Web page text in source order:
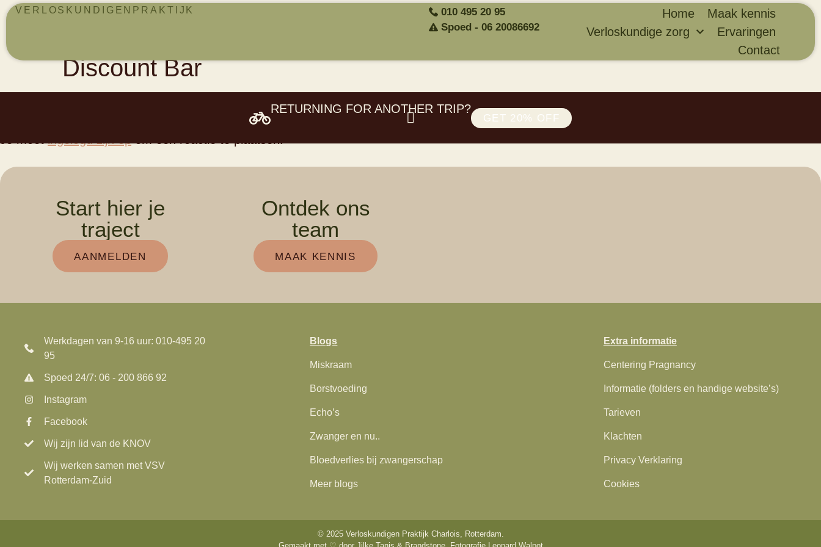
VERLOSKUNDIGENPRAKTIJK
010 495 20 95
Spoed - 06 20086692
Home
Maak kennis
Verloskundige zorg
Ervaringen
Contact
Discount Bar
RETURNING FOR ANOTHER TRIP?
GET 20% OFF
Start hier je
traject
AANMELDEN
Ontdek ons
team
MAAK KENNIS
Werkdagen van 9-16 uur: 010-495 20
95
Spoed 24/7: 06 - 200 866 92
Instagram
Facebook
Wij zijn lid van de KNOV
Wij werken samen met VSV
Rotterdam-Zuid
Blogs
Miskraam
Borstvoeding
Echo’s
Zwanger en nu..
Bloedverlies bij zwangerschap
Meer blogs
Extra informatie
Centering Pragnancy
Informatie (folders en handige website’s)
Tarieven
Klachten
Privacy Verklaring
Cookies
© 2025 Verloskundigen Praktijk Charlois, Rotterdam.